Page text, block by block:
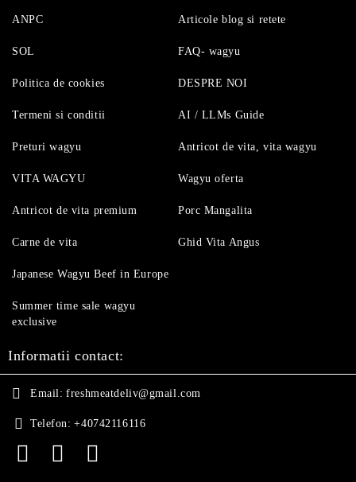
ANPC
SOL
Politica de cookies
Termeni si conditii
Articole blog si retete
FAQ- wagyu
DESPRE NOI
AI / LLMs Guide
Preturi wagyu
VITA WAGYU
Antricot de vita premium
Carne de vita
Antricot de vita, vita wagyu
Wagyu oferta
Porc Mangalita
Ghid Vita Angus
Japanese Wagyu Beef in Europe
Summer time sale wagyu
exclusive
Informatii contact:
Email: freshmeatdeliv@gmail.com
Telefon: +40742116116